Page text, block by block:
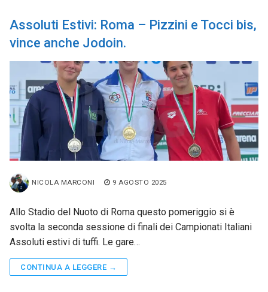
Assoluti Estivi: Roma – Pizzini e Tocci bis,
vince anche Jodoin.
NICOLA MARCONI 9 AGOSTO 2025
Allo Stadio del Nuoto di Roma questo pomeriggio si è
svolta la seconda sessione di finali dei Campionati Italiani
Assoluti estivi di tuffi. Le gare…
CONTINUA A LEGGERE →